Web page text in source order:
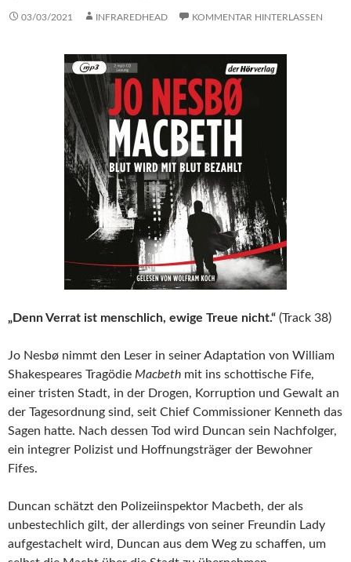
03/03/2021 INFRAREDHEAD KOMMENTAR HINTERLASSEN
„Denn Verrat ist menschlich, ewige Treue nicht.“ (Track 38)
Jo Nesbø nimmt den Leser in seiner Adaptation von William
Shakespeares Tragödie Macbeth mit ins schottische Fife,
einer tristen Stadt, in der Drogen, Korruption und Gewalt an
der Tagesordnung sind, seit Chief Commissioner Kenneth das
Sagen hatte. Nach dessen Tod wird Duncan sein Nachfolger,
ein integrer Polizist und Hoffnungsträger der Bewohner
Fifes.
Duncan schätzt den Polizeiinspektor Macbeth, der als
unbestechlich gilt, der allerdings von seiner Freundin Lady
aufgestachelt wird, Duncan aus dem Weg zu schaffen, um